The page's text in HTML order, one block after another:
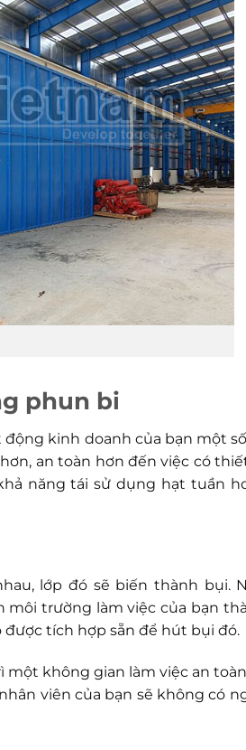
phun bi
kinh doanh của bạn một
an toàn hơn đến việc có
năng tái sử dụng hạt tuần
lớp đó sẽ biến thành bụi.
trường làm việc của bạn
tích hợp sẵn để hút bụi đó.
không gian làm việc an
viên của bạn sẽ không có